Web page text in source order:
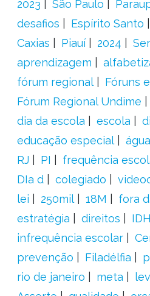
2023
São Paulo
desafios
Espírito Santo
Caxias
Piauí 2024
aprendizagem
fórum regional
Fóruns
Fórum Regional Undime
dia da escola
escola
educação especial
água
RJ
PI frequência
DIa d
colegiado
lei
250mil 18M
fora
estratégia
direitos
IDH
infrequência escolar
prevenção
Filadélfia
rio de janeiro
meta